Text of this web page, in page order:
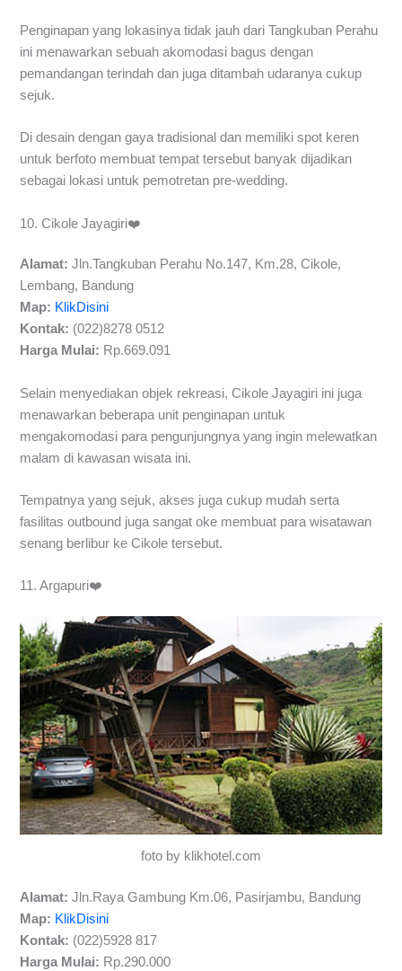
Penginapan yang lokasinya tidak jauh dari Tangkuban Perahu
ini menawarkan sebuah akomodasi bagus dengan
pemandangan terindah dan juga ditambah udaranya cukup
sejuk.
Di desain dengan gaya tradisional dan memiliki spot keren
untuk berfoto membuat tempat tersebut banyak dijadikan
sebagai lokasi untuk pemotretan pre-wedding.
10. Cikole Jayagiri❤️
Alamat: Jln.Tangkuban Perahu No.147, Km.28, Cikole,
Lembang, Bandung
Map: KlikDisini
Kontak: (022)8278 0512
Harga Mulai: Rp.669.091
Selain menyediakan objek rekreasi, Cikole Jayagiri ini juga
menawarkan beberapa unit penginapan untuk
mengakomodasi para pengunjungnya yang ingin melewatkan
malam di kawasan wisata ini.
Tempatnya yang sejuk, akses juga cukup mudah serta
fasilitas outbound juga sangat oke membuat para wisatawan
senang berlibur ke Cikole tersebut.
11. Argapuri❤️
foto by klikhotel.com
Alamat: Jln.Raya Gambung Km.06, Pasirjambu, Bandung
Map: KlikDisini
Kontak: (022)5928 817
Harga Mulai: Rp.290.000